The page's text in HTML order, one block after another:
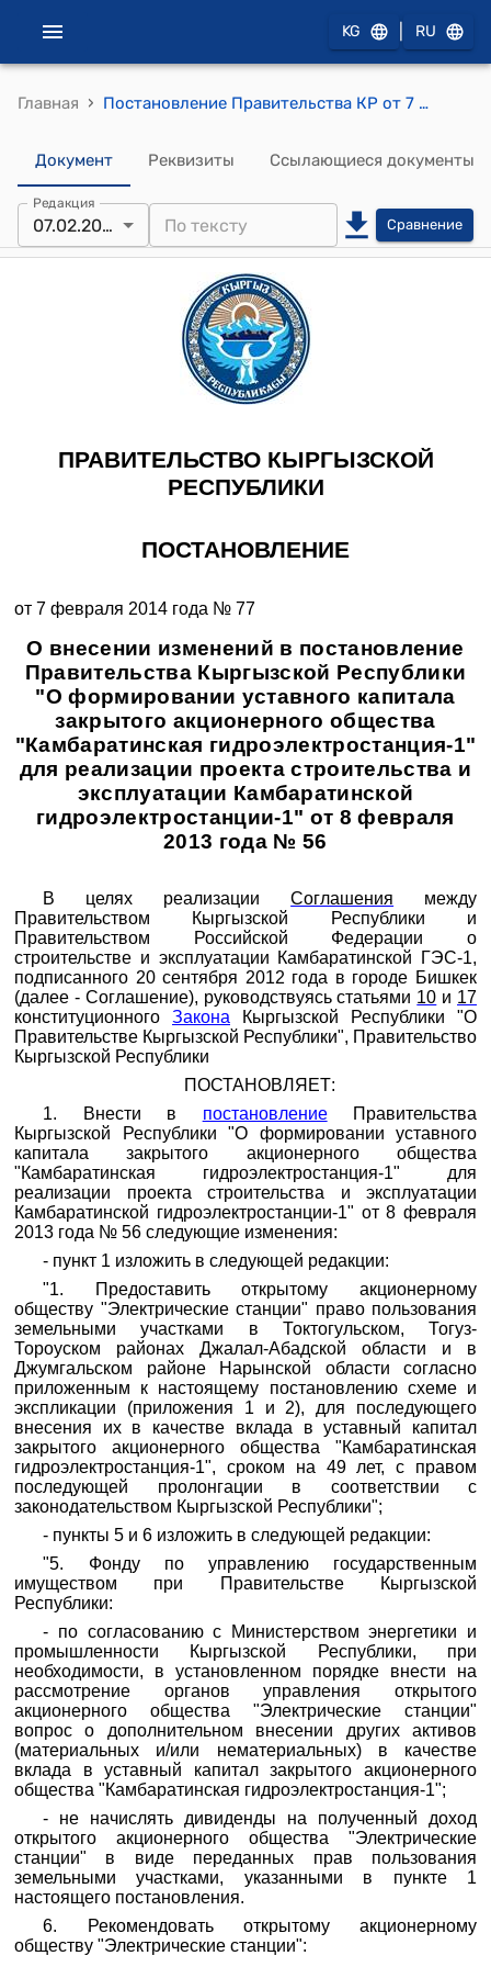
KG RU
Главная › Постановление Правительства КР от 7 февраля 2014 года № 77 "О внесении изменений в постановление Правительства Кыргызской Республики "О формировании уставного капитала закрытого акционерного общества "Камбаратинская гидроэлектростанция-1" для реализации проекта строительства и эксплуатации Камбаратинской гидроэлектростанции-1" от 8 февраля 2013 года № 56"
Документ Реквизиты Ссылающиеся документы
Редакция
07.02.2014 Сравнение